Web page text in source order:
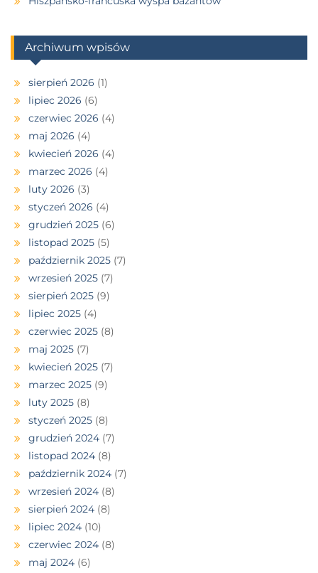
Archiwum wpisów
sierpień 2026 (1)
lipiec 2026 (6)
czerwiec 2026 (4)
maj 2026 (4)
kwiecień 2026 (4)
marzec 2026 (4)
luty 2026 (3)
styczeń 2026 (4)
grudzień 2025 (6)
listopad 2025 (5)
październik 2025 (7)
wrzesień 2025 (7)
sierpień 2025 (9)
lipiec 2025 (4)
czerwiec 2025 (8)
maj 2025 (7)
kwiecień 2025 (7)
marzec 2025 (9)
luty 2025 (8)
styczeń 2025 (8)
grudzień 2024 (7)
listopad 2024 (8)
październik 2024 (7)
wrzesień 2024 (8)
sierpień 2024 (8)
lipiec 2024 (10)
czerwiec 2024 (8)
maj 2024 (6)